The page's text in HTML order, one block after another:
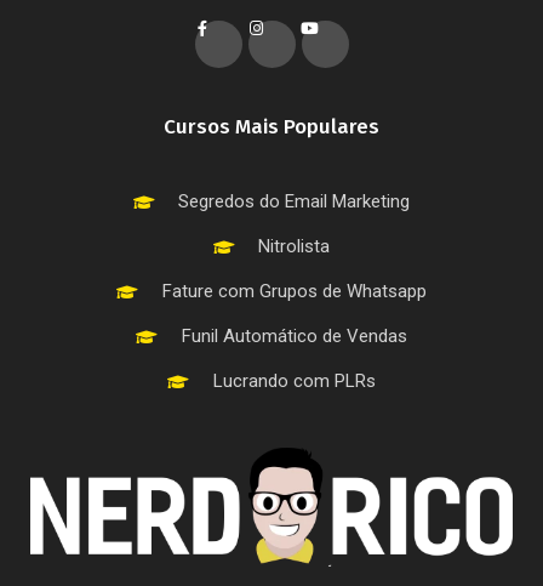
Cursos Mais Populares
Segredos do Email Marketing
Nitrolista
Fature com Grupos de Whatsapp
Funil Automático de Vendas
Lucrando com PLRs